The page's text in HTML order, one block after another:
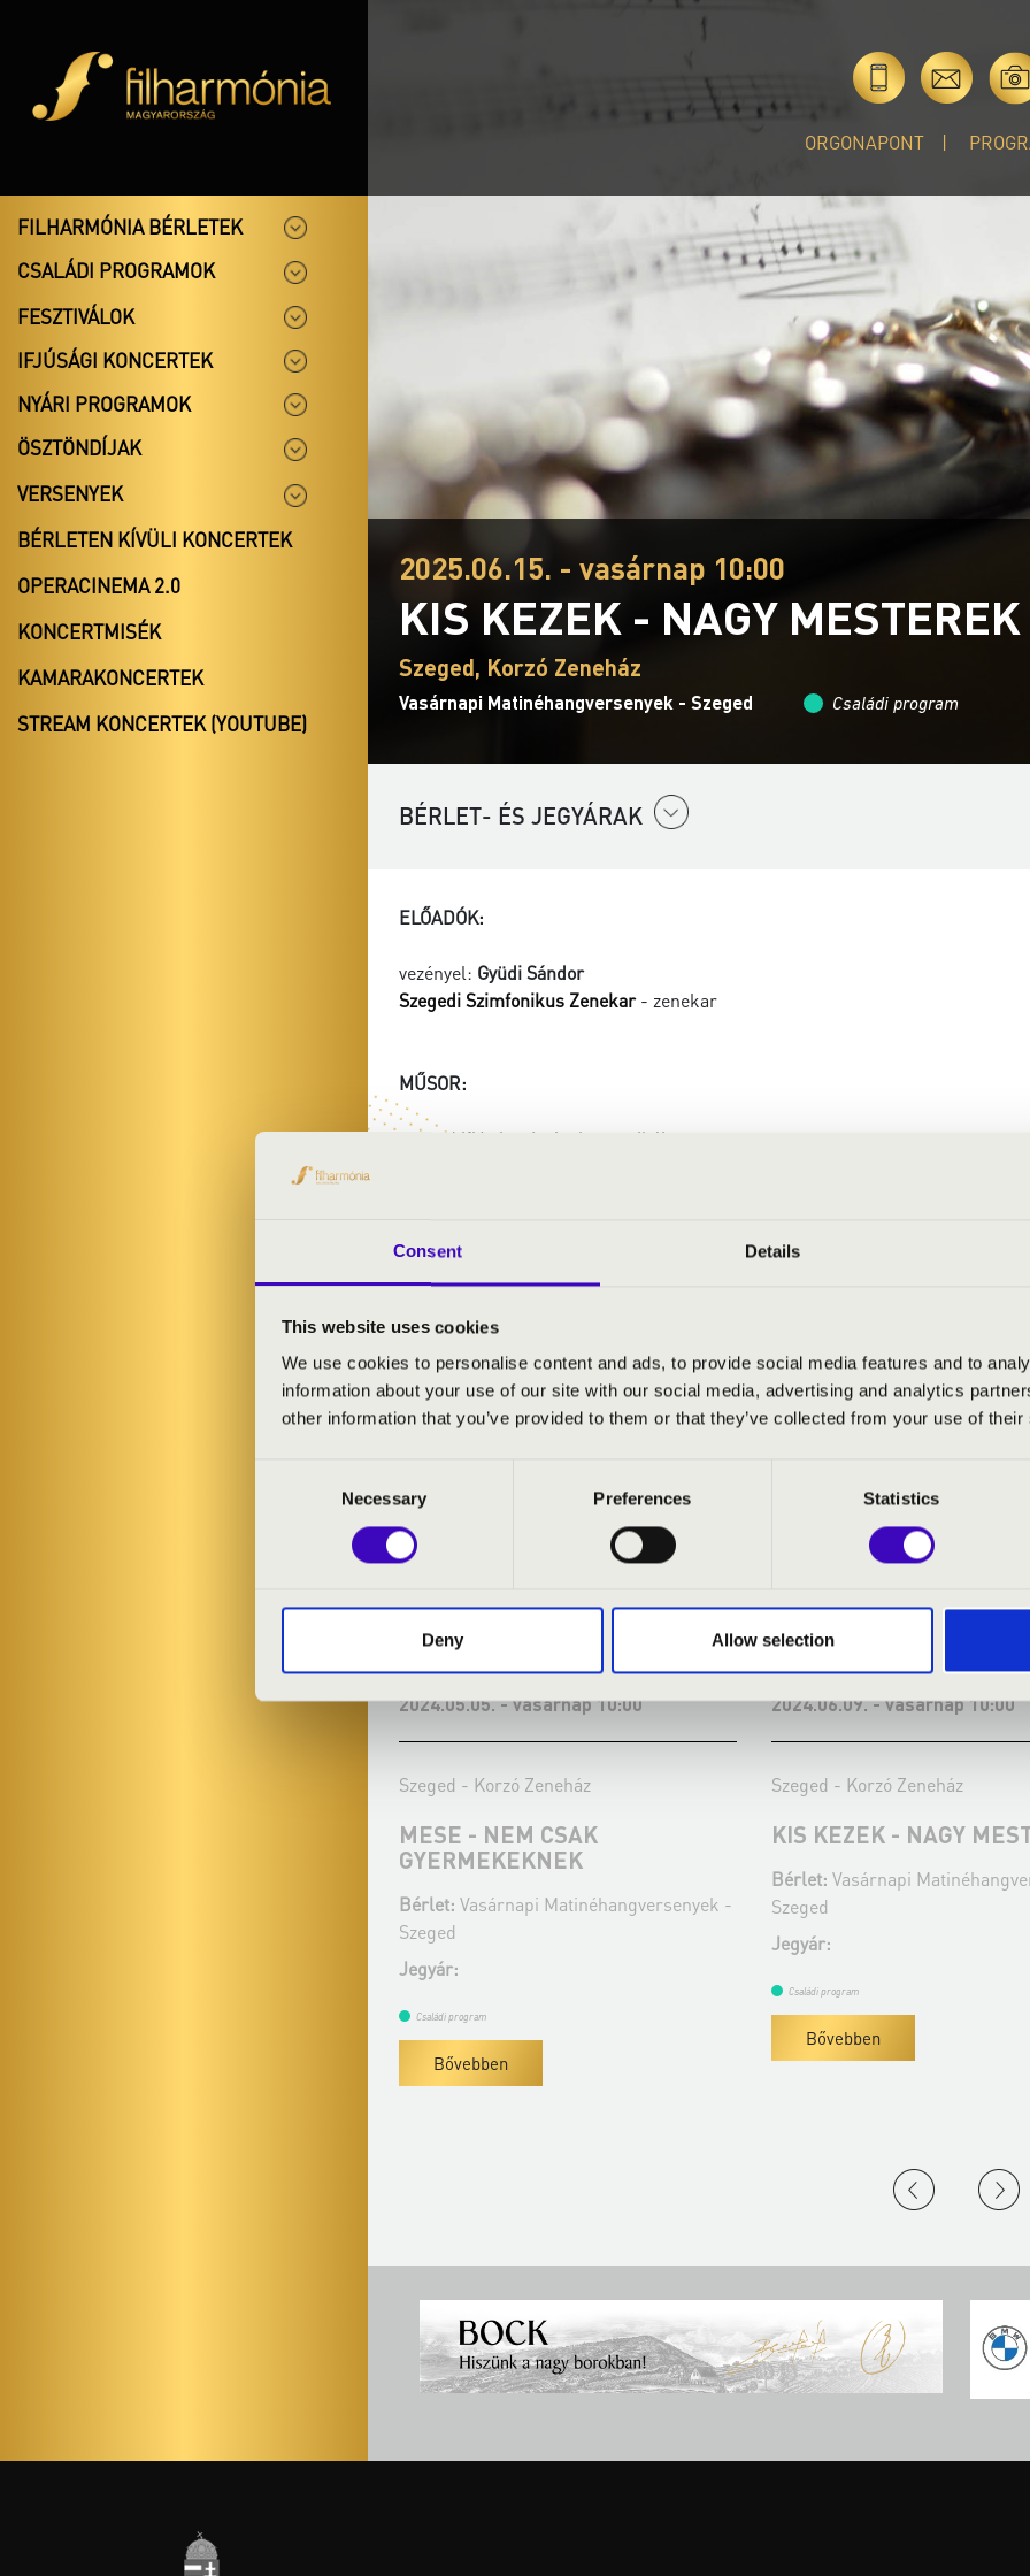
Consent Details
This website uses cookies
We use cookies to personalise content and ads, to provide social media features and to
information about your use of our site with our social media, advertising and analytics
other information that you’ve provided to them or that they’ve collected from your use of
Necessary Preferences Statistics
Deny Allow selection
ORGONAPONT
FILHARMÓNIA BÉRLETEK
CSALÁDI PROGRAMOK
FESZTIVÁLOK
IFJÚSÁGI KONCERTEK
NYÁRI PROGRAMOK
ÖSZTÖNDÍJAK
VERSENYEK
BÉRLETEN KÍVÜLI KONCERTEK
OPERACINEMA 2.0
KONCERTMISÉK
KAMARAKONCERTEK
STREAM KONCERTEK (YOUTUBE)
2025.06.15. - vasárnap 10:00
KIS KEZEK - NAGY MESTEREK
Szeged, Korzó Zeneház
Vasárnapi Matinéhangversenyek - Szeged Családi program
BÉRLET- ÉS JEGYÁRAK
ELŐADÓK:
vezényel: Gyüdi Sándor
Szegedi Szimfonikus Zenekar- zenekar
MŰSOR:
Szeged ifjú virtuózainak muzsikája
VASÁRNAPI
KONCERTEK
2024.02.18. - vasárnap 10:00 2024.05.05. - vasárnap 10:00
Szeged - Korzó Zeneház
MESE - NEM CSAK
GYERMEKEKNEK
Bérlet: Vasárnapi Matinéhangversenyek -
Szeged
Jegyár:
Családi program
Bővebben
2024.06.09. - vasárnap 10:00
Szeged - Korzó Zeneház
KIS KEZEK - NAGY
Bérlet: Vasárnapi
Szeged
Jegyár:
Családi program
Bővebben